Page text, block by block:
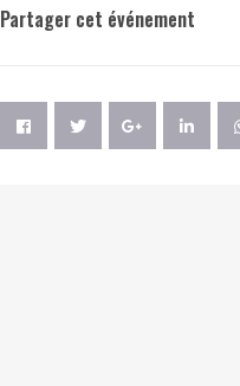
Partager cet événement